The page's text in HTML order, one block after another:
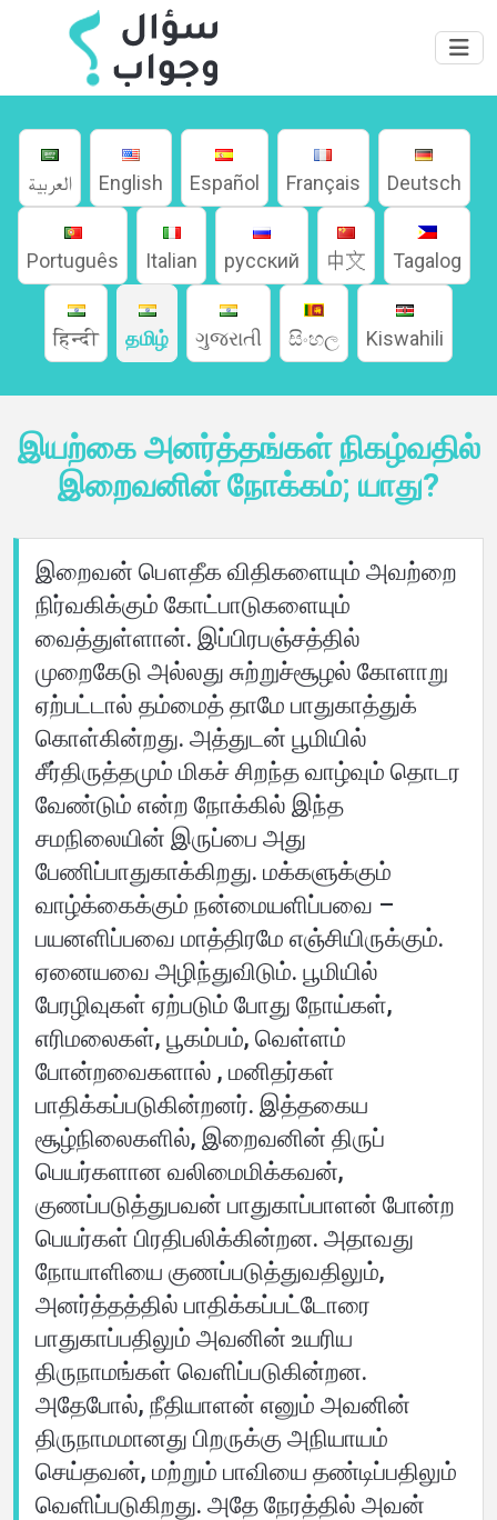
வீடு
பற்றி
மொழிகள்
العربية English Español Français Deutsch
Português Italian русский 中文 Tagalog
हिन्दी தமிழ் ગુજરાતી සිංහල Kiswahili
இயற்கை அனர்த்தங்கள் நிகழ்வதில்
இறைவனின் நோக்கம்; யாது?
இறைவன் பௌதீக விதிகளையும் அவற்றை
நிர்வகிக்கும் கோட்பாடுகளையும்
வைத்துள்ளான். இப்பிரபஞ்சத்தில்
முறைகேடு அல்லது சுற்றுச்சூழல் கோளாறு
ஏற்பட்டால் தம்மைத் தாமே பாதுகாத்துக்
கொள்கின்றது. அத்துடன் பூமியில்
சீர்திருத்தமும் மிகச் சிறந்த வாழ்வும் தொடர
வேண்டும் என்ற நோக்கில் இந்த
சமநிலையின் இருப்பை அது
பேணிப்பாதுகாக்கிறது. மக்களுக்கும்
வாழ்க்கைக்கும் நன்மையளிப்பவை –
பயனளிப்பவை மாத்திரமே எஞ்சியிருக்கும்.
ஏனையவை அழிந்துவிடும். பூமியில்
பேரழிவுகள் ஏற்படும் போது நோய்கள்,
எரிமலைகள், பூகம்பம், வெள்ளம்
போன்றவைகளால் , மனிதர்கள்
பாதிக்கப்படுகின்றனர். இத்தகைய
சூழ்நிலைகளில், இறைவனின் திருப்
பெயர்களான வலிமைமிக்கவன்,
குணப்படுத்துபவன் பாதுகாப்பாளன் போன்ற
பெயர்கள் பிரதிபலிக்கின்றன. அதாவது
நோயாளியை குணப்படுத்துவதிலும்,
அனர்த்தத்தில் பாதிக்கப்பட்டோரை
பாதுகாப்பதிலும் அவனின் உயரிய
திருநாமங்கள் வெளிப்படுகின்றன.
அதேபோல், நீதியாளன் எனும் அவனின்
திருநாமமானது பிறருக்கு அநியாயம்
செய்தவன், மற்றும் பாவியை தண்டிப்பதிலும்
வெளிப்படுகிறது. அதே நேரத்தில் அவன்